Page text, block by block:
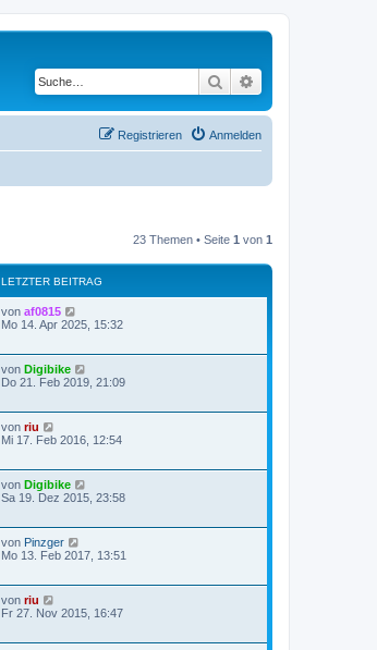
Suche
Anmelden
Registrieren
23 Themen • Seite 1 von 1
LETZTER BEITRAG
von af0815
Mo 14. Apr 2025, 15:32
von Digibike
Do 21. Feb 2019, 21:09
von riu
Mi 17. Feb 2016, 12:54
von Digibike
Sa 19. Dez 2015, 23:58
von Pinzger
Mo 13. Feb 2017, 13:51
von riu
Fr 27. Nov 2015, 16:47